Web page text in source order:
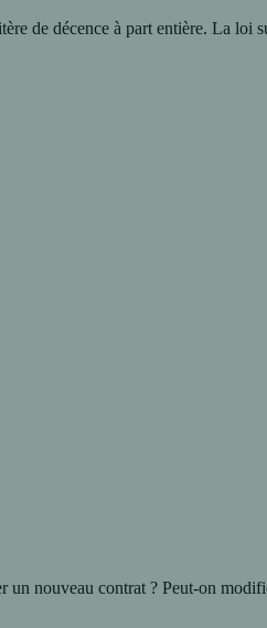
de décence à part entière. La loi
un nouveau contrat ? Peut-on